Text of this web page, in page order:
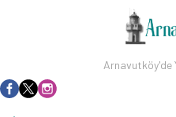
Arnavutköy'de